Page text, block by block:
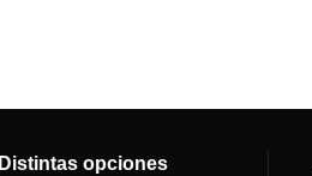
Distintas opciones